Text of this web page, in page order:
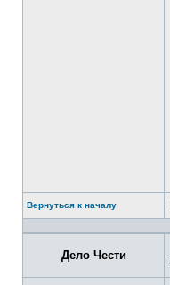
Вернуться к началу
Дело Чести